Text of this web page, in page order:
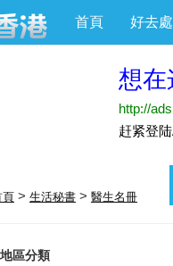
首頁 好去處
頁 > 生活秘書 > 醫生名冊
地區分類